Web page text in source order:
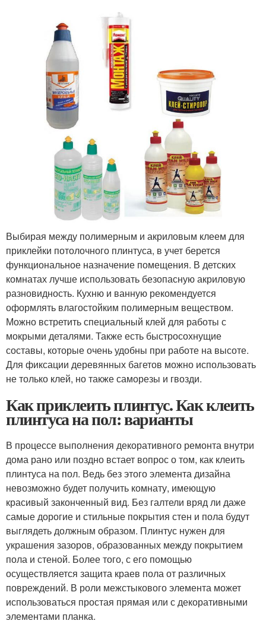
Выбирая между полимерным и акриловым клеем для
приклейки потолочного плинтуса, в учет берется
функциональное назначение помещения. В детских
комнатах лучше использовать безопасную акриловую
разновидность. Кухню и ванную рекомендуется
оформлять влагостойким полимерным веществом.
Можно встретить специальный клей для работы с
мокрыми деталями. Также есть быстросохнущие
составы, которые очень удобны при работе на высоте.
Для фиксации деревянных багетов можно использовать
не только клей, но также саморезы и гвозди.
Как приклеить плинтус. Как клеить
плинтуса на пол: варианты
В процессе выполнения декоративного ремонта внутри
дома рано или поздно встает вопрос о том, как клеить
плинтуса на пол. Ведь без этого элемента дизайна
невозможно будет получить комнату, имеющую
красивый законченный вид. Без галтели вряд ли даже
самые дорогие и стильные покрытия стен и пола будут
выглядеть должным образом. Плинтус нужен для
украшения зазоров, образованных между покрытием
пола и стеной. Более того, с его помощью
осуществляется защита краев пола от различных
повреждений. В роли межстыкового элемента может
использоваться простая прямая или с декоративными
элементами планка.